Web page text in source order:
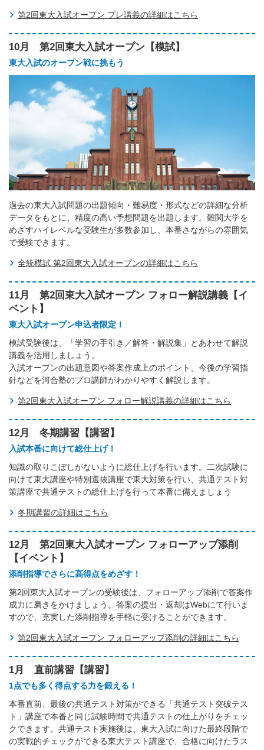
第2回東大入試オープン プレ講義の詳細はこちら
10月 第2回東大入試オープン【模試】
東大入試のオープン戦に挑もう
過去の東大入試問題の出題傾向・難易度・形式などの詳細な分析
データをもとに、精度の高い予想問題を出題します。難関大学を
めざすハイレベルな受験生が多数参加し、本番さながらの雰囲気
で受験できます。
全統模試 第2回東大入試オープンの詳細はこちら
11月 第2回東大入試オープン フォロー解説講義【イ
ベント】
東大入試オープン申込者限定！
模試受験後は、「学習の手引き／解答・解説集」とあわせて解説
講義を活用しましょう。
入試オープンの出題意図や答案作成上のポイント、今後の学習指
針などを河合塾のプロ講師がわかりやすく解説します。
第2回東大入試オープン フォロー解説講義の詳細はこちら
12月 冬期講習【講習】
入試本番に向けて総仕上げ！
知識の取りこぼしがないように総仕上げを行います。二次試験に
向けて東大講座や特別選抜講座で東大対策を行い、共通テスト対
策講座で共通テストの総仕上げを行って本番に備えましょう
冬期講習の詳細はこちら
12月 第2回東大入試オープン フォローアップ添削
【イベント】
添削指導でさらに高得点をめざす！
第2回東大入試オープンの受験後は、フォローアップ添削で答案作
成力に磨きをかけましょう。答案の提出・返却はWebにて行いま
すので、充実した添削指導を手軽に受けることができます。
第2回東大入試オープン フォローアップ添削の詳細はこちら
1月 直前講習【講習】
1点でも多く得点する力を鍛える！
本番直前、最後の共通テスト対策ができる「共通テスト突破テス
ト」講座で本番と同じ試験時間で共通テストの仕上がりをチェッ
クできます。共通テスト実施後は、東大入試に向けた最終段階で
の実戦的チェックができる東大テスト講座で、合格に向けたラス